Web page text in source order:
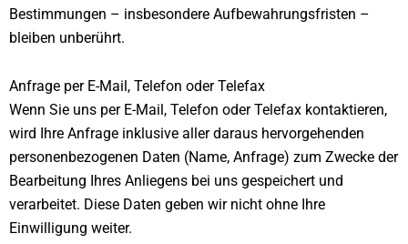
Bestimmungen – insbesondere Aufbewahrungsfristen –
bleiben unberührt.
Anfrage per E-Mail, Telefon oder Telefax
Wenn Sie uns per E-Mail, Telefon oder Telefax kontaktieren,
wird Ihre Anfrage inklusive aller daraus hervorgehenden
personenbezogenen Daten (Name, Anfrage) zum Zwecke der
Bearbeitung Ihres Anliegens bei uns gespeichert und
verarbeitet. Diese Daten geben wir nicht ohne Ihre
Einwilligung weiter.